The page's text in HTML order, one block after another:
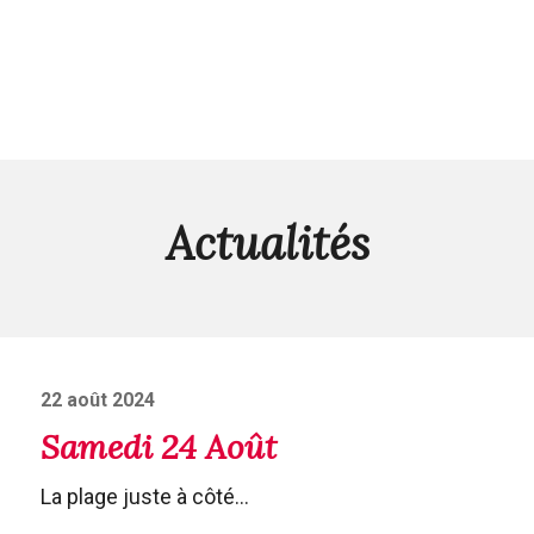
Actualités
Posted
on
22 août 2024
Samedi 24 Août
La plage juste à côté...